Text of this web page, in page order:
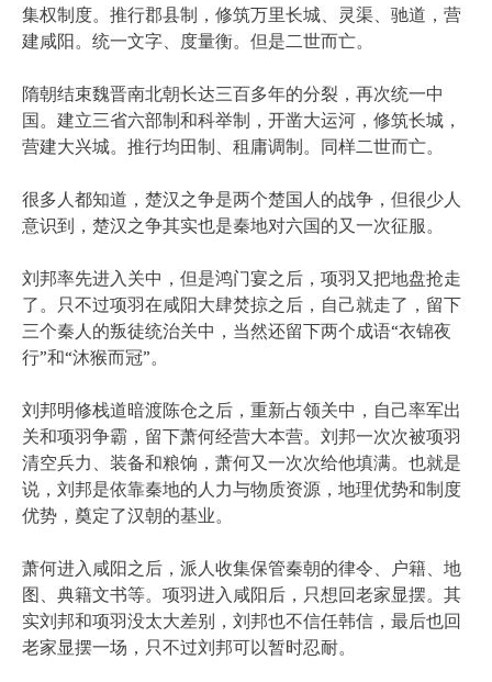
集权制度。推行郡县制，修筑万里长城、灵渠、驰道，营
建咸阳。统一文字、度量衡。但是二世而亡。
隋朝结束魏晋南北朝长达三百多年的分裂，再次统一中
国。建立三省六部制和科举制，开凿大运河，修筑长城，
营建大兴城。推行均田制、租庸调制。同样二世而亡。
很多人都知道，楚汉之争是两个楚国人的战争，但很少人
意识到，楚汉之争其实也是秦地对六国的又一次征服。
刘邦率先进入关中，但是鸿门宴之后，项羽又把地盘抢走
了。只不过项羽在咸阳大肆焚掠之后，自己就走了，留下
三个秦人的叛徒统治关中，当然还留下两个成语“衣锦夜
行”和“沐猴而冠”。
刘邦明修栈道暗渡陈仓之后，重新占领关中，自己率军出
关和项羽争霸，留下萧何经营大本营。刘邦一次次被项羽
清空兵力、装备和粮饷，萧何又一次次给他填满。也就是
说，刘邦是依靠秦地的人力与物质资源，地理优势和制度
优势，奠定了汉朝的基业。
萧何进入咸阳之后，派人收集保管秦朝的律令、户籍、地
图、典籍文书等。项羽进入咸阳后，只想回老家显摆。其
实刘邦和项羽没太大差别，刘邦也不信任韩信，最后也回
老家显摆一场，只不过刘邦可以暂时忍耐。